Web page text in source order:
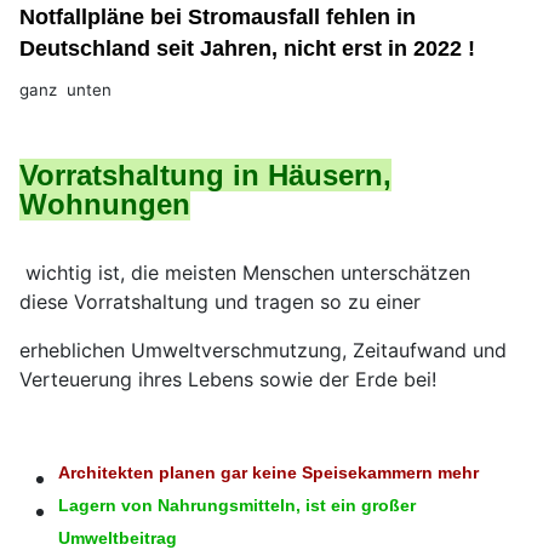
Notfallpläne bei Stromausfall fehlen in
Deutschland seit Jahren, nicht erst in 2022 !
ganz unten
Vorratshaltung in Häusern,
Wohnungen
wichtig ist, die meisten Menschen unterschätzen
diese Vorratshaltung und tragen so zu einer
erheblichen Umweltverschmutzung, Zeitaufwand und
Verteuerung ihres Lebens sowie der Erde bei!
Architekten planen gar keine Speisekammern mehr
Lagern von Nahrungsmitteln, ist ein großer
Umweltbeitrag